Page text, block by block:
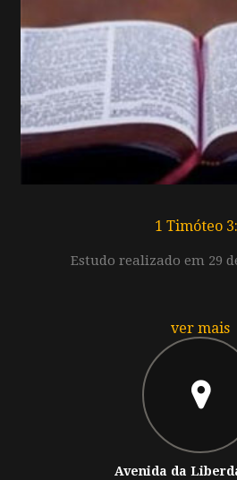
1 Timóteo
Estudo realizado em 29
ver mais
Avenida da